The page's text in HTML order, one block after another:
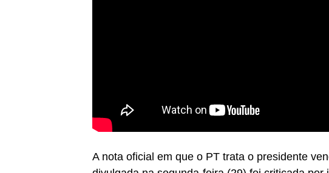
A nota oficial em que o PT trata o presidente